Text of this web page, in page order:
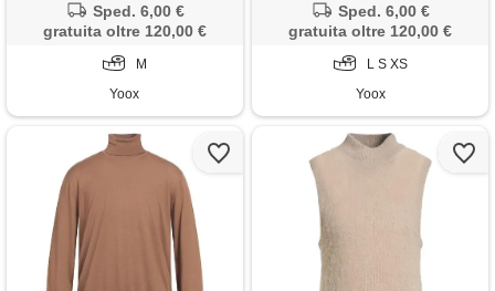
Sped. 6,00 €
gratuita oltre 120,00 €
M
Yoox
Sped. 6,00 €
gratuita oltre 120,00 €
L S XS
Yoox